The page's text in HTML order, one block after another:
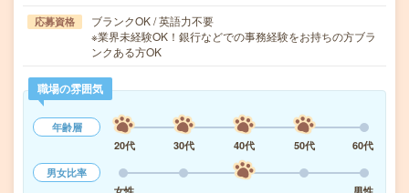
応募資格
ブランクOK / 英語力不要
※業界未経験OK！銀行などでの事務経験をお持ちの方ブラ
ンクある方OK
職場の雰囲気
年齢層
20代
30代 40代 50代
60代
男女比率